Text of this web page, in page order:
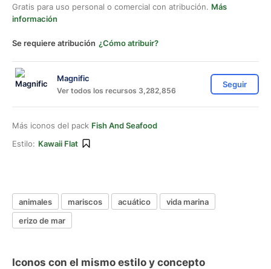
Gratis para uso personal o comercial con atribución. Más
información
Se requiere atribución ¿Cómo atribuir?
Magnific
Ver todos los recursos 3,282,856
Seguir
Más iconos del pack Fish And Seafood
Estilo: Kawaii Flat
animales mariscos acuático
vida marina
erizo de mar
Iconos con el mismo estilo y concepto